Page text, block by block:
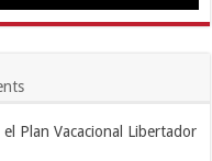
Plan Vacacional Libertador